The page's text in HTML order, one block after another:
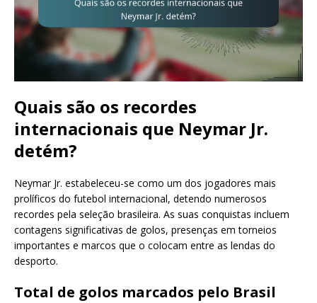
Quais são os recordes
internacionais que Neymar Jr.
detém?
Neymar Jr. estabeleceu-se como um dos jogadores mais
prolíficos do futebol internacional, detendo numerosos
recordes pela seleção brasileira. As suas conquistas incluem
contagens significativas de golos, presenças em torneios
importantes e marcos que o colocam entre as lendas do
desporto.
Total de golos marcados pelo Brasil